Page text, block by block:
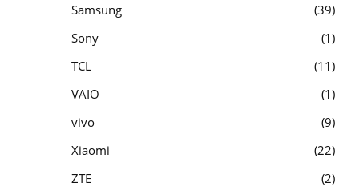
Samsung
39
Sony
1
TCL
11
VAIO
1
vivo
9
Xiaomi
22
ZTE
2